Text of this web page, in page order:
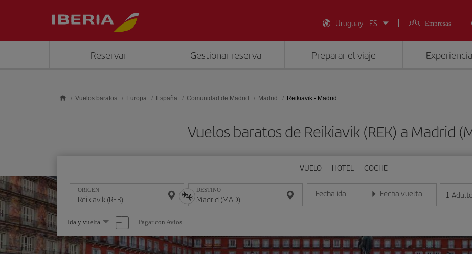
Uruguay - ES
Empresas
Reservar Gestionar reserva Preparar el viaje
Vuelos baratos Europa España Comunidad de Madrid Madrid Reikiavik - Madrid
Vuelos baratos de Reikiavik (REK) a Madrid
VUELO HOTEL COCHE
ORIGEN DESTINO Fecha ida
Introduce la fecha en formato día/mes/año
Fecha vuelta
Introduce la fecha en formato día/
1
Seleccione
una
opción
Ida y vuelta Pagar con Avios